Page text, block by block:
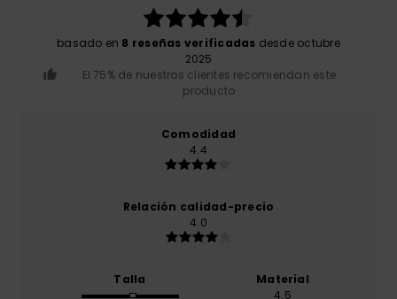
basado en 8 reseñas verificadas desde octubre
2025
El 75% de nuestros clientes recomiendan este
producto
Comodidad
4.4
Relación calidad-precio
4.0
Talla
Material
4.5